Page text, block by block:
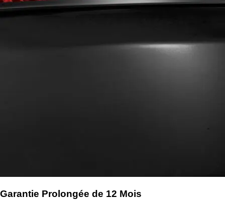
Garantie Prolongée de 12 Mois